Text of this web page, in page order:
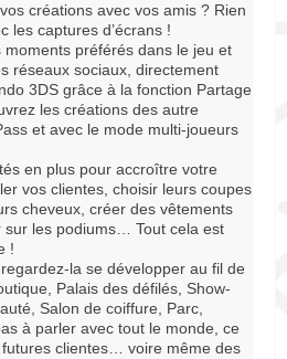
créations avec vos amis ? Rien
les captures d’écrans !
moments préférés dans le jeu et
réseaux sociaux, directement
3DS grâce à la fonction Partage
les créations des autre
et avec le mode multi-joueurs
en plus pour accroître votre
vos clientes, choisir leurs coupes
cheveux, créer des vêtements
sur les podiums… Tout cela est
!
la se développer au fil de
Palais des défilés, Show-
Salon de coiffure, Parc,
à parler avec tout le monde, ce
clientes… voire même des